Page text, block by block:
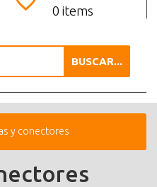
0 items
BUSCAR...
y conectores